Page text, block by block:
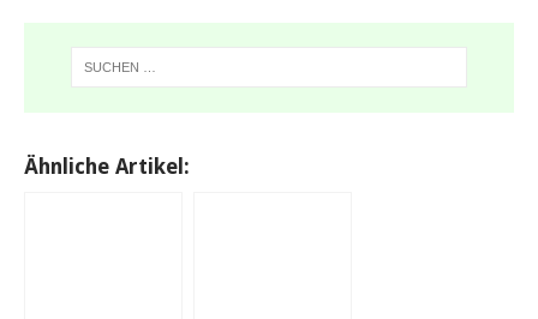
Ähnliche Artikel: